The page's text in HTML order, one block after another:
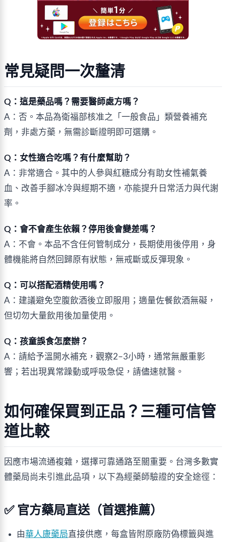
常見疑問一次釐清
Q：這是藥品嗎？需要醫師處方嗎？
A：否。本品為衛福部核准之「一般食品」類營養補充
劑，非處方藥，無需診斷證明即可選購。
Q：女性適合吃嗎？有什麼幫助？
A：非常適合。其中的人參與紅糖成分有助女性補氣養
血、改善手腳冰冷與經期不適，亦能提升日常活力與代謝
率。
Q：會不會產生依賴？停用後會變差嗎？
A：不會。本品不含任何管制成分，長期使用後停用，身
體機能將自然回歸原有狀態，無戒斷或反彈現象。
Q：可以搭配酒精使用嗎？
A：建議避免空腹飲酒後立即服用；適量佐餐飲酒無礙，
但切勿大量飲用後加量使用。
Q：孩童誤食怎麼辦？
A：請給予溫開水補充，觀察2–3小時，通常無嚴重影
響；若出現異常躁動或呼吸急促，請儘速就醫。
如何確保買到正品？三種可信管
道比較
因應市場流通複雜，選擇可靠通路至關重要。台灣多數實
體藥局尚未引進此品項，以下為經藥師驗證的安全途徑：
✅ 官方藥局直送（首選推薦）
由華人康藥局直接供應，每盒皆附原廠防偽標籤與進